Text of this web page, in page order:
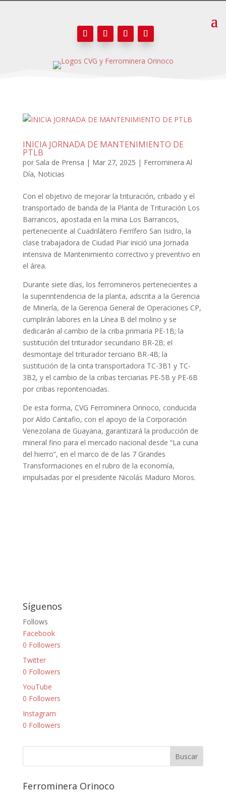
INICIA JORNADA DE MANTENIMIENTO DE
PTLB
por Sala de Prensa | Mar 27, 2025 | Ferrominera Al
Día, Noticias
Con el objetivo de mejorar la trituración, cribado y el
transportado de banda de la Planta de Trituración Los
Barrancos, apostada en la mina Los Barrancos,
perteneciente al Cuadrilátero Ferrífero San Isidro, la
clase trabajadora de Ciudad Piar inició una Jornada
intensiva de Mantenimiento correctivo y preventivo en
el área.
Durante siete días, los ferromineros pertenecientes a
la superintendencia de la planta, adscrita a la Gerencia
de Minería, de la Gerencia General de Operaciones CP,
cumplirán labores en la Línea B del molino y se
dedicarán al cambio de la criba primaria PE-1B; la
sustitución del triturador secundario BR-2B; el
desmontaje del triturador terciario BR-4B; la
sustitución de la cinta transportadora TC-3B1 y TC-
3B2, y el cambio de la cribas terciarias PE-5B y PE-6B
por cribas repontenciadas.
De esta forma, CVG Ferrominera Orinoco, conducida
por Aldo Cantafio, con el apoyo de la Corporación
Venezolana de Guayana, garantizará la producción de
mineral fino para el mercado nacional desde “La cuna
del hierro”, en el marco de de las 7 Grandes
Transformaciones en el rubro de la economía,
impulsadas por el presidente Nicolás Maduro Moros.
Síguenos
Follows
Facebook
0 Followers
Twitter
0 Followers
YouTube
0 Followers
Instagram
0 Followers
Ferrominera Orinoco